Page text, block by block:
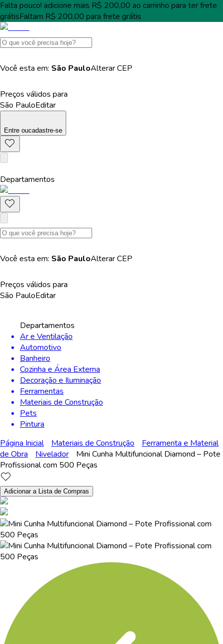
Falta pouco! adicione mais R$ 200,00 ao carrinho para terfrete
grátisFaltam R$ 200,00 para frete grátis
Você esta em: São PauloAlterarCEP
Preços válidos para
São PauloEditar
Entre oucadastre-se
Departamentos
Você esta em: São PauloAlterarCEP
Preços válidos para
São PauloEditar
Departamentos
Ar e Ventilação
Automotivo
Banheiro
Cozinha e Área Externa
Decoração e Iluminação
Ferramentas
Materiais de Construção
Pets
Pintura
Página Inicial
Materiais de Construção
Ferramenta e Material
de Obra
Nivelador
Mini Cunha Multifuncional Diamond – Pote
Profissional com 500 Peças
Adicionar a Lista de Compras